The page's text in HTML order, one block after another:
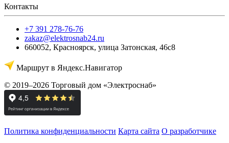
Контакты
+7 391 278-76-76
zakaz@elektrosnab24.ru
660052, Красноярск, улица Затонская, 46с8
Маршрут в Яндекс.Навигатор
© 2019–2026 Торговый дом «Электроснаб»
Политика конфиденциальности Карта сайта О разработчике